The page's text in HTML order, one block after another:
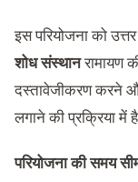
इस परियोजना को
शोध संस्थानरामायण
दस्तावेजीकरण करने
लगाने की प्रक्रिया में
परियोजना की समय